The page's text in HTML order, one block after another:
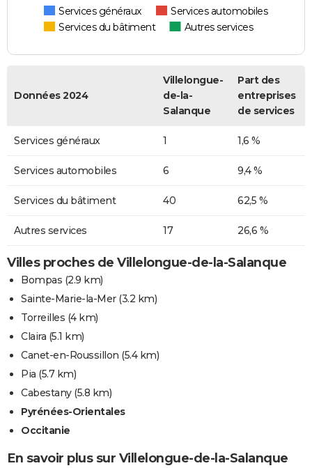
Services généraux
Services automobiles
Services du bâtiment
Autres services
Données 2024
Villelongue-
de-la-
Salanque
Part des
entreprises
de services
Services généraux 1 1,6 %
Services automobiles 6 9,4 %
Services du bâtiment 40 62,5 %
Autres services 17 26,6 %
Villes proches de Villelongue-de-la-Salanque
Bompas (2.9 km)
Sainte-Marie-la-Mer(3.2 km)
Torreilles (4 km)
Claira (5.1 km)
Canet-en-Roussillon (5.4 km)
Pia (5.7 km)
Cabestany(5.8 km)
Pyrénées-Orientales
Occitanie
En savoir plus sur Villelongue-de-la-Salanque